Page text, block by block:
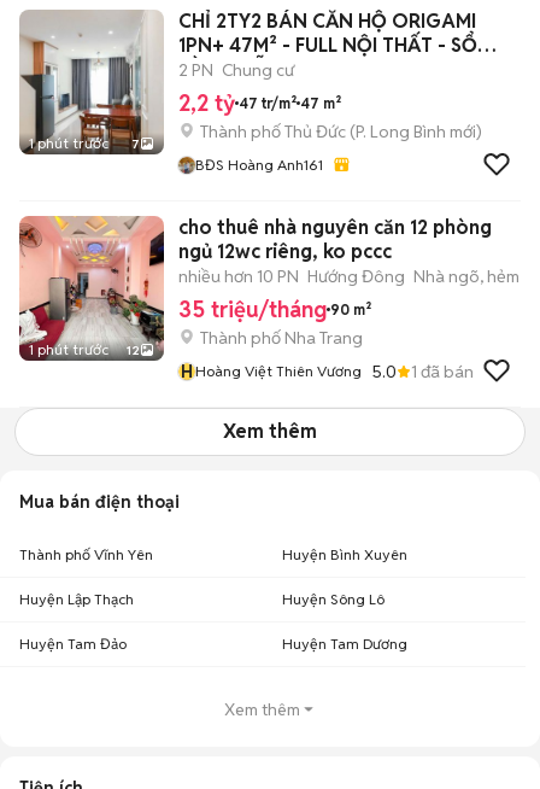
1 phút trước 7
CHỈ 2TY2 BÁN CĂN HỘ ORIGAMI
1PN+ 47M² - FULL NỘI THẤT - SỔ
HỒNG SẴN
2 PN Chung cư
2,2 tỷ 47 tr/m² 47 m²
Thành phố Thủ Đức (P. Long Bình mới)
BĐS Hoàng Anh161
1 phút trước 12
cho thuê nhà nguyên căn 12 phòng
ngủ 12wc riêng, ko pccc
nhiều hơn 10 PN Hướng Đông Nhà ngõ, hẻm
35 triệu/tháng 90 m²
Thành phố Nha Trang
HHoàng Việt Thiên Vương 5.0 1 đã bán
Xem thêm
Mua bán điện thoại
Thành phố Vĩnh Yên Huyện Bình Xuyên
Huyện Lập Thạch Huyện Sông Lô
Huyện Tam Đảo Huyện Tam Dương
Xem thêm